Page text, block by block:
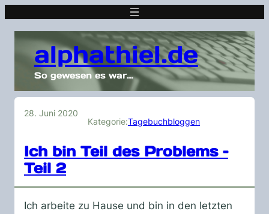
alphathiel.de
So gewesen es war…
28. Juni 2020
Kategorie:Tagebuchbloggen
Ich bin Teil des Problems –
Teil 2
Ich arbeite zu Hause und bin in den letzten